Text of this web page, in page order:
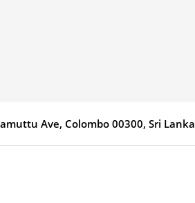
Ave, Colombo 00300, Sri Lanka